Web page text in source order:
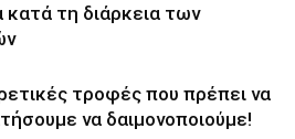
τη διάρκεια των
τροφές που πρέπει να
να δαιμονοποιούμε!